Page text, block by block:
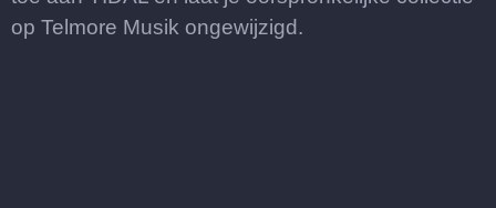
op Telmore Musik ongewijzigd.